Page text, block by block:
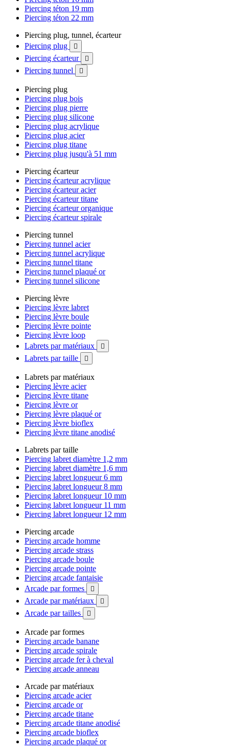
Piercing téton 19 mm
Piercing téton 22 mm
Piercing plug, tunnel, écarteur
Piercing plug

Piercing écarteur 
Piercing tunnel 
Piercing plug
Piercing plug bois
Piercing plug pierre
Piercing plug silicone
Piercing plug acrylique
Piercing plug acier
Piercing plug titane
Piercing plug jusqu'à 51 mm
Piercing écarteur
Piercing écarteur acrylique
Piercing écarteur acier
Piercing écarteur titane
Piercing écarteur organique
Piercing écarteur spirale
Piercing tunnel
Piercing tunnel acier
Piercing tunnel acrylique
Piercing tunnel titane
Piercing tunnel plaqué or
Piercing tunnel silicone
Piercing lèvre
Piercing lèvre labret
Piercing lèvre boule
Piercing lèvre pointe
Piercing lèvre loop
Labrets par matériaux

Labrets par taille 
Labrets par matériaux
Piercing lèvre acier
Piercing lèvre titane
Piercing lèvre or
Piercing lèvre plaqué or
Piercing lèvre bioflex
Piercing lèvre titane anodisé
Labrets par taille
Piercing labret diamètre 1,2 mm
Piercing labret diamètre 1,6 mm
Piercing labret longueur 6 mm
Piercing labret longueur 8 mm
Piercing labret longueur 10 mm
Piercing labret longueur 11 mm
Piercing labret longueur 12 mm
Piercing arcade
Piercing arcade homme
Piercing arcade strass
Piercing arcade boule
Piercing arcade pointe
Piercing arcade fantaisie
Arcade par formes

Arcade par matériaux 
Arcade par tailles 
Arcade par formes
Piercing arcade banane
Piercing arcade spirale
Piercing arcade fer à cheval
Piercing arcade anneau
Arcade par matériaux
Piercing arcade acier
Piercing arcade or
Piercing arcade titane
Piercing arcade titane anodisé
Piercing arcade bioflex
Piercing arcade plaqué or